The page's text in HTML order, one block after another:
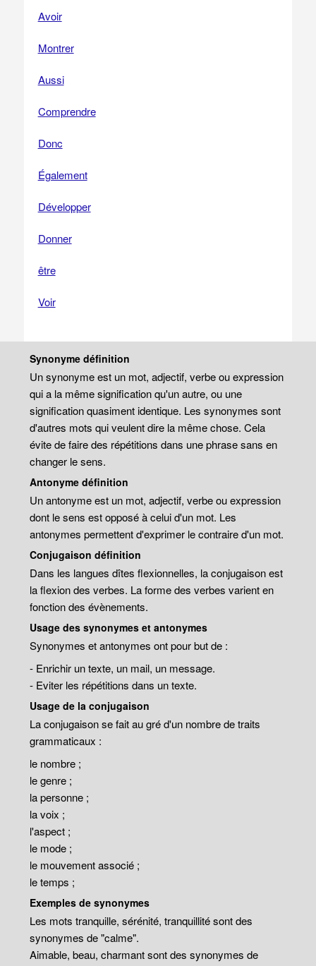
Avoir
Montrer
Aussi
Comprendre
Donc
Également
Développer
Donner
être
Voir
Synonyme définition
Un synonyme est un mot, adjectif, verbe ou expression
qui a la même signification qu'un autre, ou une
signification quasiment identique. Les synonymes sont
d'autres mots qui veulent dire la même chose. Cela
évite de faire des répétitions dans une phrase sans en
changer le sens.
Antonyme définition
Un antonyme est un mot, adjectif, verbe ou expression
dont le sens est opposé à celui d'un mot. Les
antonymes permettent d'exprimer le contraire d'un mot.
Conjugaison définition
Dans les langues dîtes flexionnelles, la conjugaison est
la flexion des verbes. La forme des verbes varient en
fonction des évènements.
Usage des synonymes et antonymes
Synonymes et antonymes ont pour but de :
- Enrichir un texte, un mail, un message.
- Eviter les répétitions dans un texte.
Usage de la conjugaison
La conjugaison se fait au gré d'un nombre de traits
grammaticaux :
le nombre ;
le genre ;
la personne ;
la voix ;
l'aspect ;
le mode ;
le mouvement associé ;
le temps ;
Exemples de synonymes
Les mots tranquille, sérénité, tranquillité sont des
synonymes de "calme".
Aimable, beau, charmant sont des synonymes de